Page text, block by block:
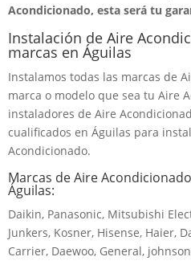
Acondicionado, esta será tu
Instalación de Aire
marcas en Águilas
Instalamos todas las marcas de
marca o modelo que sea tu Aire
instaladores de Aire
cualificados en Águilas para
Acondicionado.
Marcas de Aire
Águilas:
Daikin, Panasonic, Mitsubishi
Junkers, Kosner, Hisense, Haier,
Carrier, Daewoo, General,